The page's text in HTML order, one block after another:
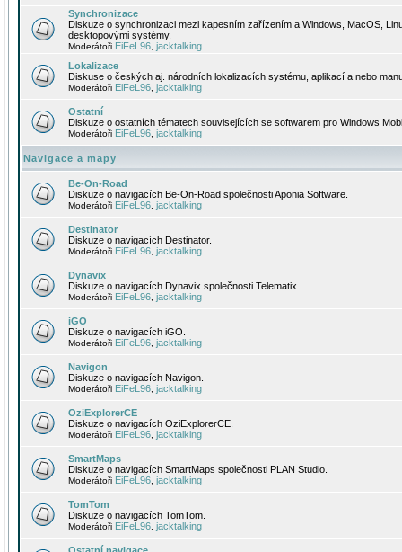
Synchronizace
Diskuze o synchronizaci mezi kapesním zařízením a Windows, MacOS,
desktopovými systémy.
Moderátoři EiFeL96 jacktalking
Lokalizace
Diskuse o českých aj. národních lokalizacích systému, aplikací a nebo
Moderátoři EiFeL96 jacktalking
Ostatní
Diskuze o ostatních tématech souvisejících se softwarem pro Windows
Moderátoři EiFeL96 jacktalking
Navigace a mapy
Be-On-Road
Diskuze o navigacích Be-On-Road společnosti Aponia Software.
Moderátoři EiFeL96 jacktalking
Destinator
Diskuze o navigacích Destinator.
Moderátoři EiFeL96 jacktalking
Dynavix
Diskuze o navigacích Dynavix společnosti Telematix.
Moderátoři EiFeL96 jacktalking
iGO
Diskuze o navigacích iGO.
Moderátoři EiFeL96 jacktalking
Navigon
Diskuze o navigacích Navigon.
Moderátoři EiFeL96 jacktalking
OziExplorerCE
Diskuze o navigacích OziExplorerCE.
Moderátoři EiFeL96 jacktalking
SmartMaps
Diskuze o navigacích SmartMaps společnosti PLAN Studio.
Moderátoři EiFeL96 jacktalking
TomTom
Diskuze o navigacích TomTom.
Moderátoři EiFeL96 jacktalking